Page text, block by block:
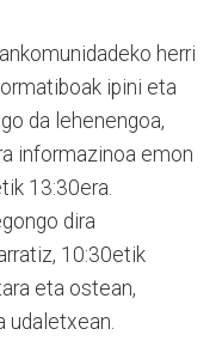
herri
ipini eta
da lehenengoa,
informazinoa emon
13:30era.
dira
10:30etik
eta ostean,
udaletxean.